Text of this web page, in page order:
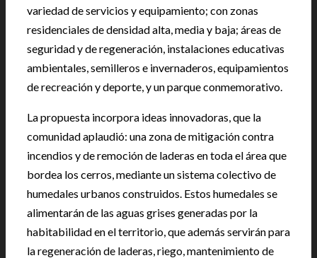
variedad de servicios y equipamiento; con zonas
residenciales de densidad alta, media y baja; áreas de
seguridad y de regeneración, instalaciones educativas
ambientales, semilleros e invernaderos, equipamientos
de recreación y deporte, y un parque conmemorativo.
La propuesta incorpora ideas innovadoras, que la
comunidad aplaudió: una zona de mitigación contra
incendios y de remoción de laderas en toda el área que
bordea los cerros, mediante un sistema colectivo de
humedales urbanos construidos. Estos humedales se
alimentarán de las aguas grises generadas por la
habitabilidad en el territorio, que además servirán para
la regeneración de laderas, riego, mantenimiento de